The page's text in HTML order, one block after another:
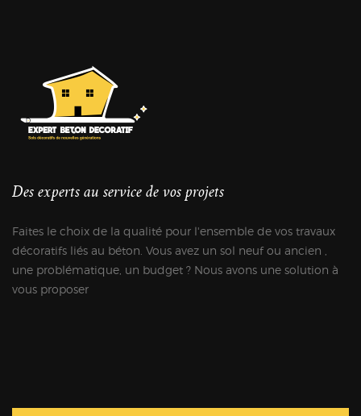
Des experts au service de vos projets
Faites le choix de la qualité pour l'ensemble de vos travaux
décoratifs liés au béton. Vous avez un sol neuf ou ancien ,
une problématique, un budget ? Nous avons une solution à
vous proposer